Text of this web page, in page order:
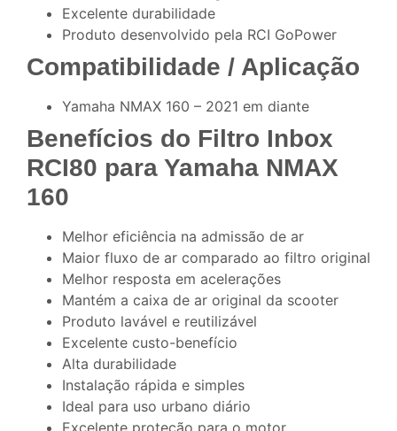
Excelente durabilidade
Produto desenvolvido pela RCI GoPower
Compatibilidade / Aplicação
Yamaha NMAX 160 – 2021 em diante
Benefícios do Filtro Inbox
RCI80 para Yamaha NMAX
160
Melhor eficiência na admissão de ar
Maior fluxo de ar comparado ao filtro original
Melhor resposta em acelerações
Mantém a caixa de ar original da scooter
Produto lavável e reutilizável
Excelente custo-benefício
Alta durabilidade
Instalação rápida e simples
Ideal para uso urbano diário
Excelente proteção para o motor